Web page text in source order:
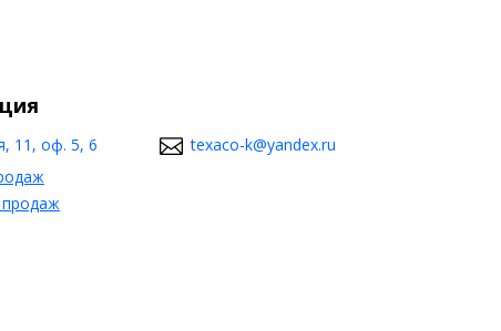
11, оф. 5, 6
texaco-k@yandex.ru
продаж